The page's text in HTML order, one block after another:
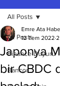
All Posts
Binance Duyuru
Bancor
All Posts
Japonya
bir CBDC
Emre Ata
12 Tem 2022